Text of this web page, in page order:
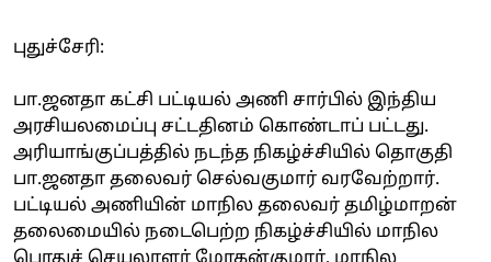
புதுச்சேரி:
பா.ஜனதா கட்சி பட்டியல் அணி சார்பில் இந்திய
அரசியலமைப்பு சட்டதினம் கொண்டாப் பட்டது.
அரியாங்குப்பத்தில் நடந்த நிகழ்ச்சியில் தொகுதி
பா.ஜனதா தலைவர் செல்வகுமார் வரவேற்றார்.
பட்டியல் அணியின் மாநில தலைவர் தமிழ்மாறன்
தலைமையில் நடைபெற்ற நிகழ்ச்சியில் மாநில